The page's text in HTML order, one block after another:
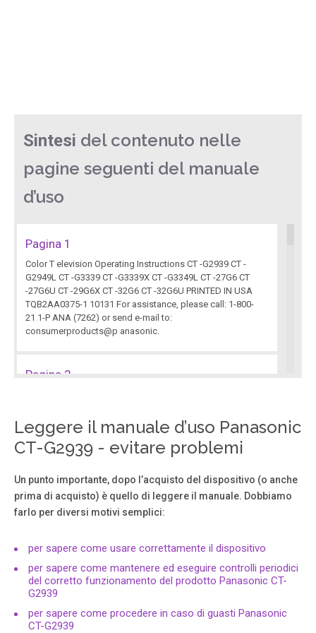
Sintesi del contenuto nelle
pagine seguenti del manuale
d’uso
Pagina 1
Color T elevision Operating Instructions CT -G2939 CT -
G2949L CT -G3339 CT -G3339X CT -G3349L CT -27G6 CT
-27G6U CT -29G6X CT -32G6 CT -32G6U PRINTED IN USA
TQB2AA0375-1 10131 For assistance, please call: 1-800-
21 1-P ANA (7262) or send e-mail to:
consumerproducts@p anasonic.
Pagina 2
................ ............. ............. ......... 4 Custome r Record
.................. ....... ............. ...... ...
Pagina 3
3 F EATURE C OMPARIS ON C HART Feature Comparison
Chart MOD ELS CT -27G6 CT -27G6U CT -32G6 CT -32G6U
Pagina 4
features a solid state chassis that is designed to give you
ma ny years of enjoyment. It was thoroughly tested and
Leggere il manuale d’uso Panasonic
CT-G2939 - evitare problemi
Un punto importante, dopo l’acquisto del dispositivo (o anche
prima di acquisto) è quello di leggere il manuale. Dobbiamo
farlo per diversi motivi semplici:
per sapere come usare correttamente il dispositivo
per sapere come mantenere ed eseguire controlli periodici
del corretto funzionamento del prodotto Panasonic CT-
G2939
per sapere come procedere in caso di guasti Panasonic
CT-G2939